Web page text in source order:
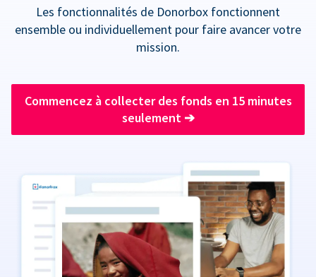
Les fonctionnalités de Donorbox fonctionnent
ensemble ou individuellement pour faire avancer votre
mission.
Commencez à collecter des fonds en 15 minutes
seulement ➔